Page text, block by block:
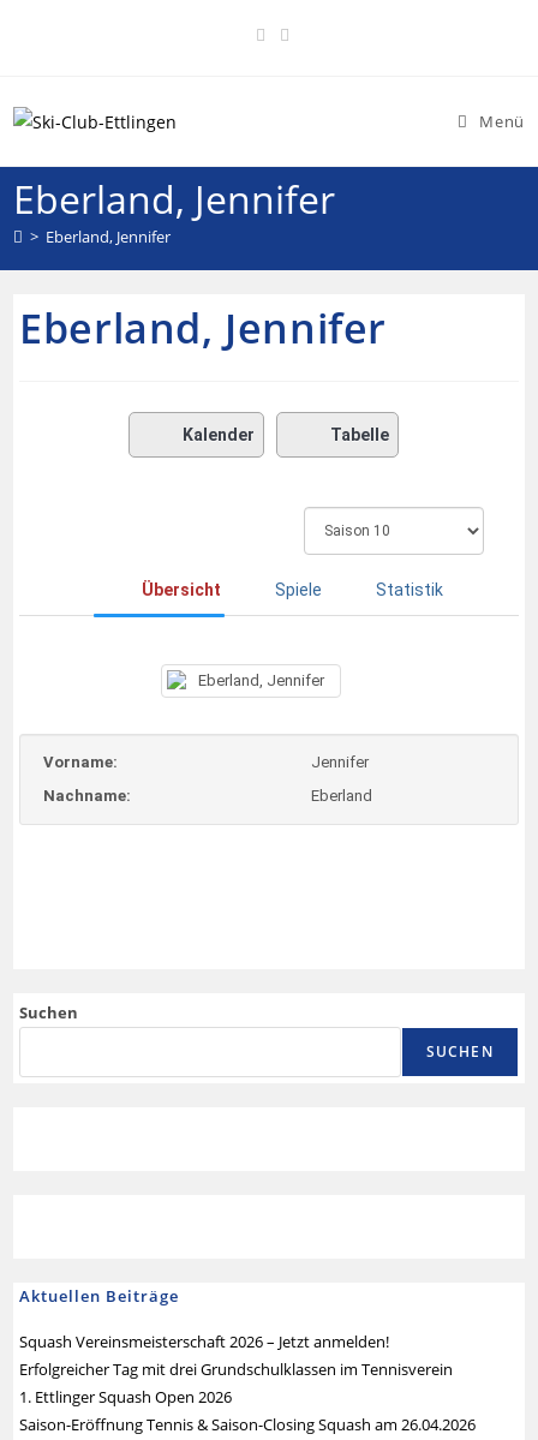
Menü
Eberland, Jennifer
> Eberland, Jennifer
Eberland, Jennifer
Kalender Tabelle
Übersicht Spiele Statistik
Vorname:
Jennifer
Nachname:
Eberland
Suchen
SUCHEN
Aktuellen Beiträge
Squash Vereinsmeisterschaft 2026 – Jetzt anmelden!
Erfolgreicher Tag mit drei Grundschulklassen im Tennisverein
1. Ettlinger Squash Open 2026
Saison-Eröffnung Tennis & Saison-Closing Squash am 26.04.2026